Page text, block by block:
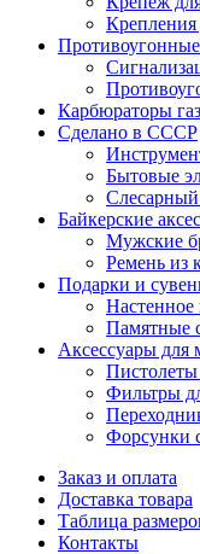
Крепления
Карбюраторы
Сделано в СССР
Бытовые
Байкерские
Мужские
Ремень из
Подарки и
Настенное
Памятные
Аксессуары для
Фильтры
Форсунки
Заказ и оплата
Доставка товара
Таблица
Контакты